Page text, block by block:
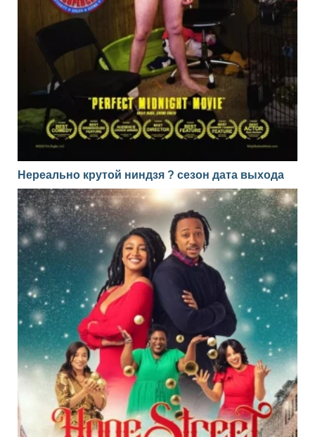
Нереально крутой ниндзя ? сезон дата выхода